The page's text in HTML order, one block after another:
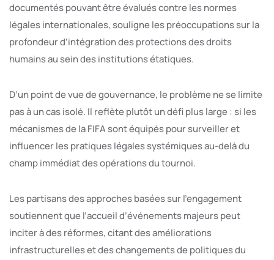
documentés pouvant être évalués contre les normes
légales internationales, souligne les préoccupations sur la
profondeur d’intégration des protections des droits
humains au sein des institutions étatiques.
D’un point de vue de gouvernance, le problème ne se limite
pas à un cas isolé. Il reflète plutôt un défi plus large : si les
mécanismes de la FIFA sont équipés pour surveiller et
influencer les pratiques légales systémiques au-delà du
champ immédiat des opérations du tournoi.
Les partisans des approches basées sur l’engagement
soutiennent que l’accueil d’événements majeurs peut
inciter à des réformes, citant des améliorations
infrastructurelles et des changements de politiques du